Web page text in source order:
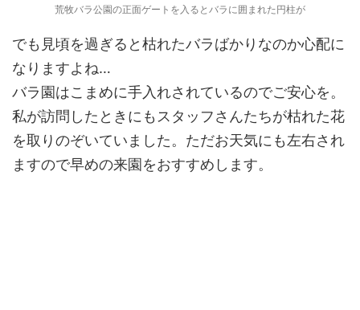
荒牧バラ公園の正面ゲートを入るとバラに囲まれた円柱が
でも見頃を過ぎると枯れたバラばかりなのか心配に
なりますよね…
バラ園はこまめに手入れされているのでご安心を。
私が訪問したときにもスタッフさんたちが枯れた花
を取りのぞいていました。ただお天気にも左右され
ますので早めの来園をおすすめします。